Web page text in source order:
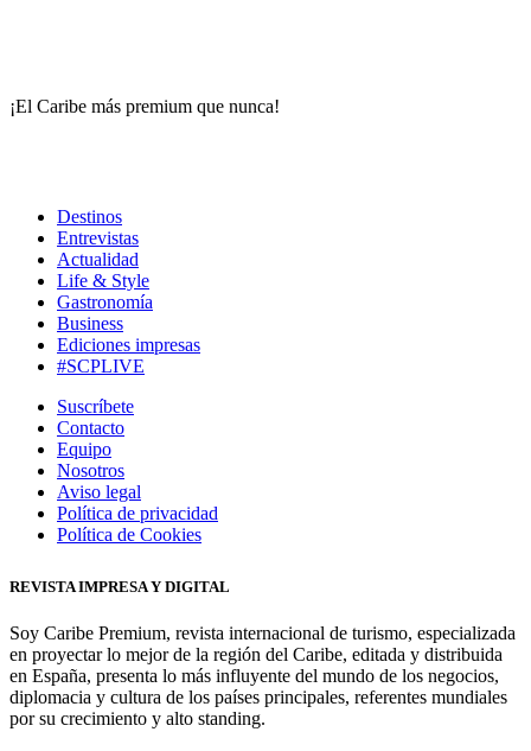
¡El Caribe más premium que nunca!
Destinos
Entrevistas
Actualidad
Life & Style
Gastronomía
Business
Ediciones impresas
#SCPLIVE
Suscríbete
Contacto
Equipo
Nosotros
Aviso legal
Política de privacidad
Política de Cookies
REVISTA IMPRESA Y DIGITAL
Soy Caribe Premium, revista internacional de turismo, especializada
en proyectar lo mejor de la región del Caribe, editada y distribuida
en España, presenta lo más influyente del mundo de los negocios,
diplomacia y cultura de los países principales, referentes mundiales
por su crecimiento y alto standing.